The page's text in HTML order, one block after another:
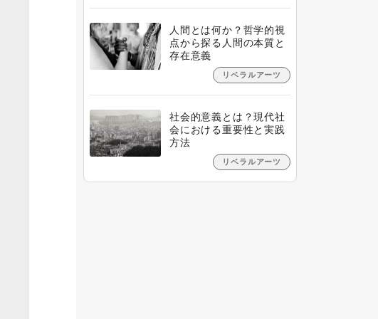
人間とは何か？哲学的視
点から探る人間の本質と
存在意義
リベラルアーツ
社会的意義とは？現代社
会における重要性と実践
方法
リベラルアーツ